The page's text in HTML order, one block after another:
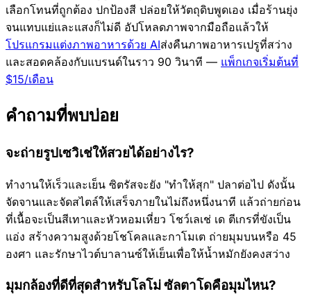
เลือกโทนที่ถูกต้อง ปกป้องสี ปล่อยให้วัตถุดิบพูดเอง เมื่อร้านยุ่ง
จนแทบแย่และแสงก็ไม่ดี อัปโหลดภาพจากมือถือแล้วให้
โปรแกรมแต่งภาพอาหารด้วย AIส่งคืนภาพอาหารเปรูที่สว่าง
และสอดคล้องกับแบรนด์ในราว 90 วินาที — แพ็กเกจเริ่มต้นที่
$15/เดือน
คำถามที่พบบ่อย
จะถ่ายรูปเซวิเช่ให้สวยได้อย่างไร?
ทำงานให้เร็วและเย็น ซิตรัสจะยัง "ทำให้สุก" ปลาต่อไป ดังนั้น
จัดจานและจัดสไตล์ให้เสร็จภายในไม่ถึงหนึ่งนาที แล้วถ่ายก่อน
ที่เนื้อจะเป็นสีเทาและหัวหอมเหี่ยว โชว์เลเช่ เด ตีเกรที่ขังเป็น
แอ่ง สร้างความสูงด้วยโชโคลและกาโมเต ถ่ายมุมบนหรือ 45
องศา และรักษาไวต์บาลานซ์ให้เย็นเพื่อให้น้ำหมักยังคงสว่าง
มุมกล้องที่ดีที่สุดสำหรับโลโม่ ซัลตาโดคือมุมไหน?